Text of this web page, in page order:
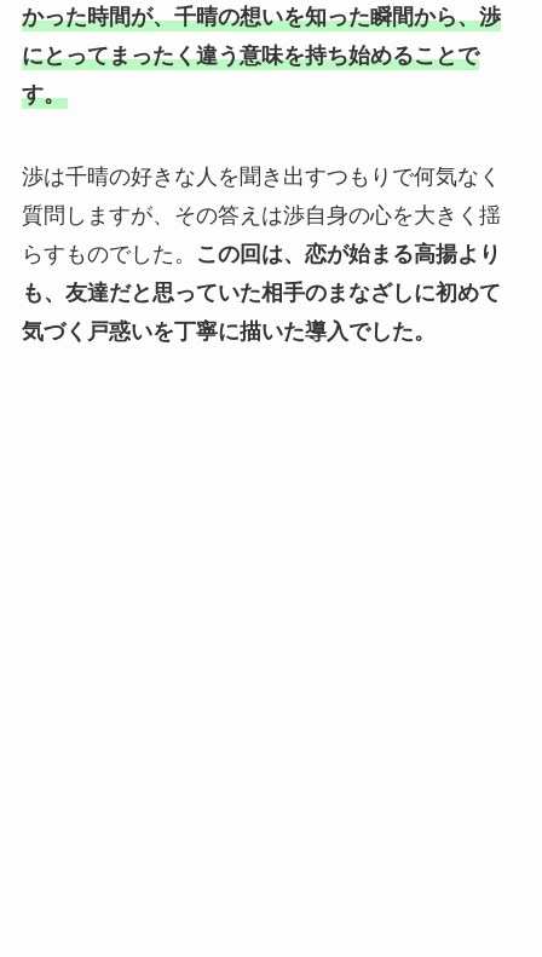
かった時間が、千晴の想いを知った瞬間から、渉
にとってまったく違う意味を持ち始めることで
す。
渉は千晴の好きな人を聞き出すつもりで何気なく
質問しますが、その答えは渉自身の心を大きく揺
らすものでした。
この回は、恋が始まる高揚より
も、友達だと思っていた相手のまなざしに初めて
気づく戸惑いを丁寧に描いた導入でした。